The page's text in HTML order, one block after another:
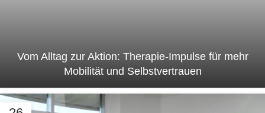
Vom Alltag zur Aktion: Therapie-Impulse für mehr
Mobilität und Selbstvertrauen